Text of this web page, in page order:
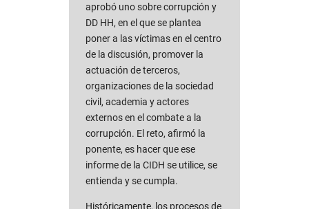
aprobó uno sobre corrupción y
DD HH, en el que se plantea
poner a las víctimas en el centro
de la discusión, promover la
actuación de terceros,
organizaciones de la sociedad
civil, academia y actores
externos en el combate a la
corrupción. El reto, afirmó la
ponente, es hacer que ese
informe de la CIDH se utilice, se
entienda y se cumpla.
Históricamente, los procesos de